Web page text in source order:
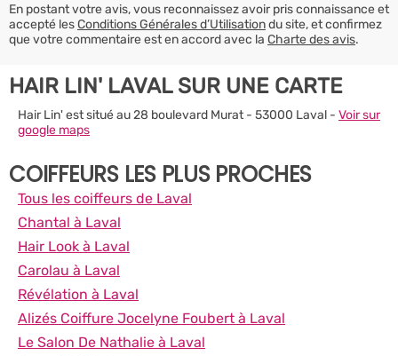
En postant votre avis, vous reconnaissez avoir pris connaissance et
accepté lesConditions Générales d’Utilisationdu site, et confirmez
que votre commentaire est en accord avec la Charte des avis.
HAIR LIN' LAVAL SUR UNE CARTE
Hair Lin' est situé au 28 boulevard Murat - 53000 Laval - Voir sur
google maps
COIFFEURS LES PLUS PROCHES
Tous les coiffeurs de Laval
Chantal à Laval
Hair Look à Laval
Carolau à Laval
Révélation à Laval
Alizés Coiffure Jocelyne Foubert à Laval
Le Salon De Nathalie à Laval